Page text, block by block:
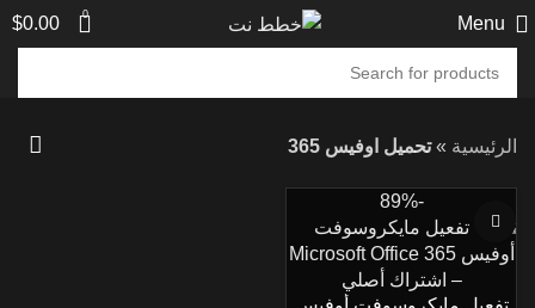
Menu
0
$0.00
الرئيسية »تحميل اوفيس 365
-89%